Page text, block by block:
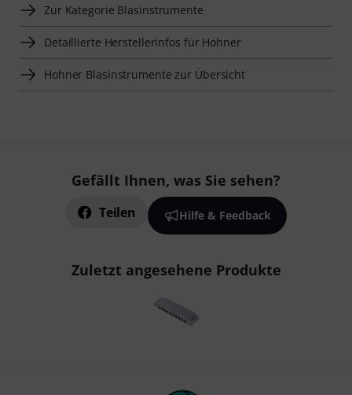
Zur Kategorie Blasinstrumente
Detaillierte Herstellerinfos für Hohner
Hohner Blasinstrumente zur Übersicht
Gefällt Ihnen, was Sie sehen?
Teilen Hilfe & Feedback
Zuletzt angesehene Produkte